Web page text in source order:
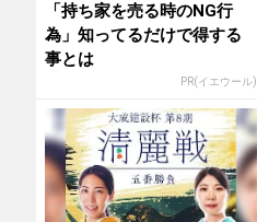
「持ち家を売る時のNG行
為」知ってるだけで得する
事とは
PR(イエウール)